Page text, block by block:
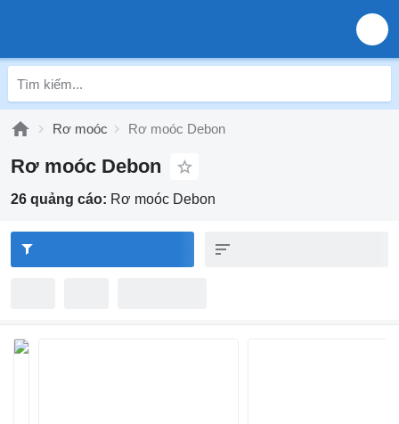
Rơ moóc Rơ moóc Debon
Rơ moóc Debon
26 quảng cáo: Rơ moóc Debon